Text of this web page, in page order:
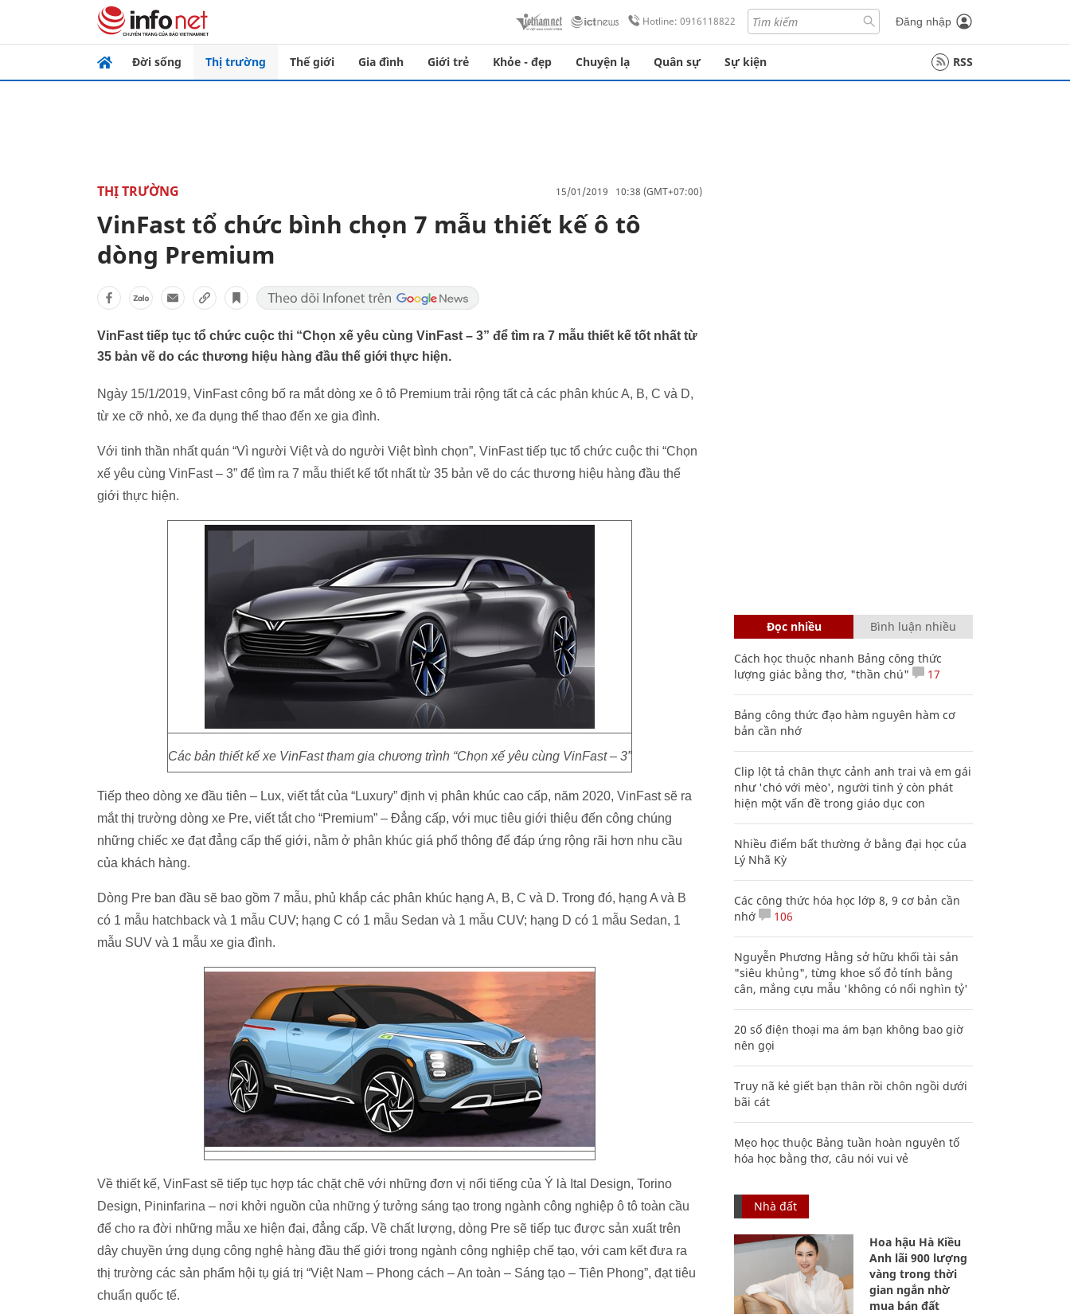
Hotline: 0916118822 Đăng nhập
Đời sống Thị trường Thế giới Gia đình Giới trẻ Khỏe - đẹp Chuyện lạ Quân sự Sự kiện RSS
THỊ TRƯỜNG 15/01/2019 10:38 (GMT+07:00)
VinFast tổ chức bình chọn 7 mẫu thiết kế ô tô
dòng Premium
VinFast tiếp tục tổ chức cuộc thi “Chọn xế yêu cùng VinFast – 3” để tìm ra 7 mẫu thiết kế tốt nhất từ
35 bản vẽ do các thương hiệu hàng đầu thế giới thực hiện.
Ngày 15/1/2019, VinFast công bố ra mắt dòng xe ô tô Premium trải rộng tất cả các phân khúc A, B, C và D,
từ xe cỡ nhỏ, xe đa dụng thể thao đến xe gia đình.
Với tinh thần nhất quán “Vì người Việt và do người Việt bình chọn”, VinFast tiếp tục tổ chức cuộc thi “Chọn
xế yêu cùng VinFast – 3” để tìm ra 7 mẫu thiết kế tốt nhất từ 35 bản vẽ do các thương hiệu hàng đầu thế
giới thực hiện.
Các bản thiết kế xe VinFast tham gia chương trình “Chọn xế yêu cùng VinFast – 3”
Tiếp theo dòng xe đầu tiên – Lux, viết tắt của “Luxury” định vị phân khúc cao cấp, năm 2020, VinFast sẽ ra
mắt thị trường dòng xe Pre, viết tắt cho “Premium” – Đẳng cấp, với mục tiêu giới thiệu đến công chúng
những chiếc xe đạt đẳng cấp thế giới, nằm ở phân khúc giá phổ thông để đáp ứng rộng rãi hơn nhu cầu
của khách hàng.
Dòng Pre ban đầu sẽ bao gồm 7 mẫu, phủ khắp các phân khúc hạng A, B, C và D. Trong đó, hạng A và B
có 1 mẫu hatchback và 1 mẫu CUV; hạng C có 1 mẫu Sedan và 1 mẫu CUV; hạng D có 1 mẫu Sedan, 1
mẫu SUV và 1 mẫu xe gia đình.
Về thiết kế, VinFast sẽ tiếp tục hợp tác chặt chẽ với những đơn vị nổi tiếng của Ý là Ital Design, Torino
Design, Pininfarina – nơi khởi nguồn của những ý tưởng sáng tạo trong ngành công nghiệp ô tô toàn cầu
để cho ra đời những mẫu xe hiện đại, đẳng cấp. Về chất lượng, dòng Pre sẽ tiếp tục được sản xuất trên
dây chuyền ứng dụng công nghệ hàng đầu thế giới trong ngành công nghiệp chế tạo, với cam kết đưa ra
thị trường các sản phẩm hội tụ giá trị “Việt Nam – Phong cách – An toàn – Sáng tạo – Tiên Phong”, đạt tiêu
chuẩn quốc tế.
Đọc nhiều Bình luận nhiều
Cách học thuộc nhanh Bảng công thức
lượng giác bằng thơ, "thần chú"
17
Bảng công thức đạo hàm nguyên hàm cơ
bản cần nhớ
Clip lột tả chân thực cảnh anh trai và em gái
như 'chó với mèo', người tinh ý còn phát
hiện một vấn đề trong giáo dục con
Nhiều điểm bất thường ở bằng đại học của
Lý Nhã Kỳ
Các công thức hóa học lớp 8, 9 cơ bản cần
nhớ
106
Nguyễn Phương Hằng sở hữu khối tài sản
"siêu khủng", từng khoe sổ đỏ tính bằng
cân, mắng cựu mẫu 'không có nổi nghìn tỷ'
20 số điện thoại ma ám bạn không bao giờ
nên gọi
Truy nã kẻ giết bạn thân rồi chôn ngồi dưới
bãi cát
Mẹo học thuộc Bảng tuần hoàn nguyên tố
hóa học bằng thơ, câu nói vui vẻ
Nhà đất
Hoa hậu Hà Kiều
Anh lãi 900 lượng
vàng trong thời
gian ngắn nhờ
mua bán đất